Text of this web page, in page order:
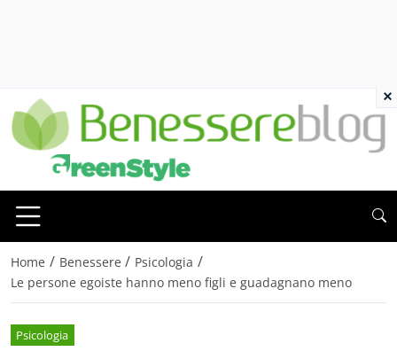
Home / Benessere / Psicologia /
Le persone egoiste hanno meno figli e guadagnano meno
Psicologia
×